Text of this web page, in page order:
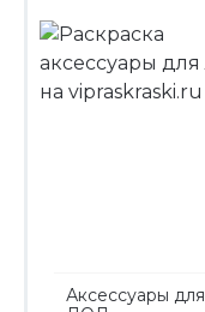
Аксессуары для